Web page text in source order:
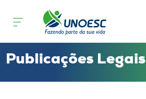
Cursos
Publicações Legais